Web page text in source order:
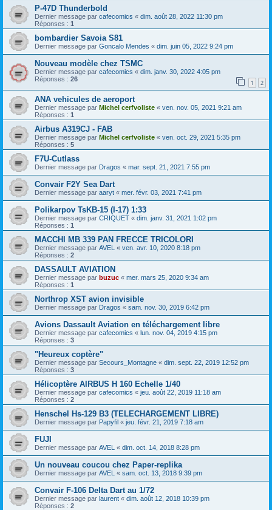
P-47D Thunderbold
Dernier message par cafecomics « dim. août 28, 2022 11:30 pm
Réponses : 1
bombardier Savoia S81
Dernier message par Goncalo Mendes « dim. juin 05, 2022 9:24 pm
Nouveau modèle chez TSMC
Dernier message par cafecomics « dim. janv. 30, 2022 4:05 pm
Réponses : 26 1 2
ANA vehicules de aeroport
Dernier message par Michel cerfvoliste « ven. nov. 05, 2021 9:21 am
Réponses : 1
Airbus A319CJ - FAB
Dernier message par Michel cerfvoliste « ven. oct. 29, 2021 5:35 pm
Réponses : 5
F7U-Cutlass
Dernier message par Dragos « mar. sept. 21, 2021 7:55 pm
Convair F2Y Sea Dart
Dernier message par aaryt « mer. févr. 03, 2021 7:41 pm
Polikarpov TsKB-15 (I-17) 1:33
Dernier message par CRIQUET « dim. janv. 31, 2021 1:02 pm
Réponses : 1
MACCHI MB 339 PAN FRECCE TRICOLORI
Dernier message par AVEL « ven. avr. 10, 2020 8:18 pm
Réponses : 2
DASSAULT AVIATION
Dernier message par buzuc « mer. mars 25, 2020 9:34 am
Réponses : 1
Northrop XST avion invisible
Dernier message par Dragos « sam. nov. 30, 2019 6:42 pm
Avions Dassault Aviation en téléchargement libre
Dernier message par cafecomics « lun. nov. 04, 2019 4:15 pm
Réponses : 3
"Heureux coptère"
Dernier message par Secours_Montagne « dim. sept. 22, 2019 12:52 pm
Réponses : 3
Hélicoptère AIRBUS H 160 Echelle 1/40
Dernier message par cafecomics « jeu. août 22, 2019 11:18 am
Réponses : 2
Henschel Hs-129 B3 (TELECHARGEMENT LIBRE)
Dernier message par Papyfil « jeu. févr. 21, 2019 7:18 am
FUJI
Dernier message par AVEL « dim. oct. 14, 2018 8:28 pm
Un nouveau coucou chez Paper-replika
Dernier message par AVEL « sam. oct. 13, 2018 9:39 pm
Convair F-106 Delta Dart au 1/72
Dernier message par laurent « dim. août 12, 2018 10:39 pm
Réponses : 2